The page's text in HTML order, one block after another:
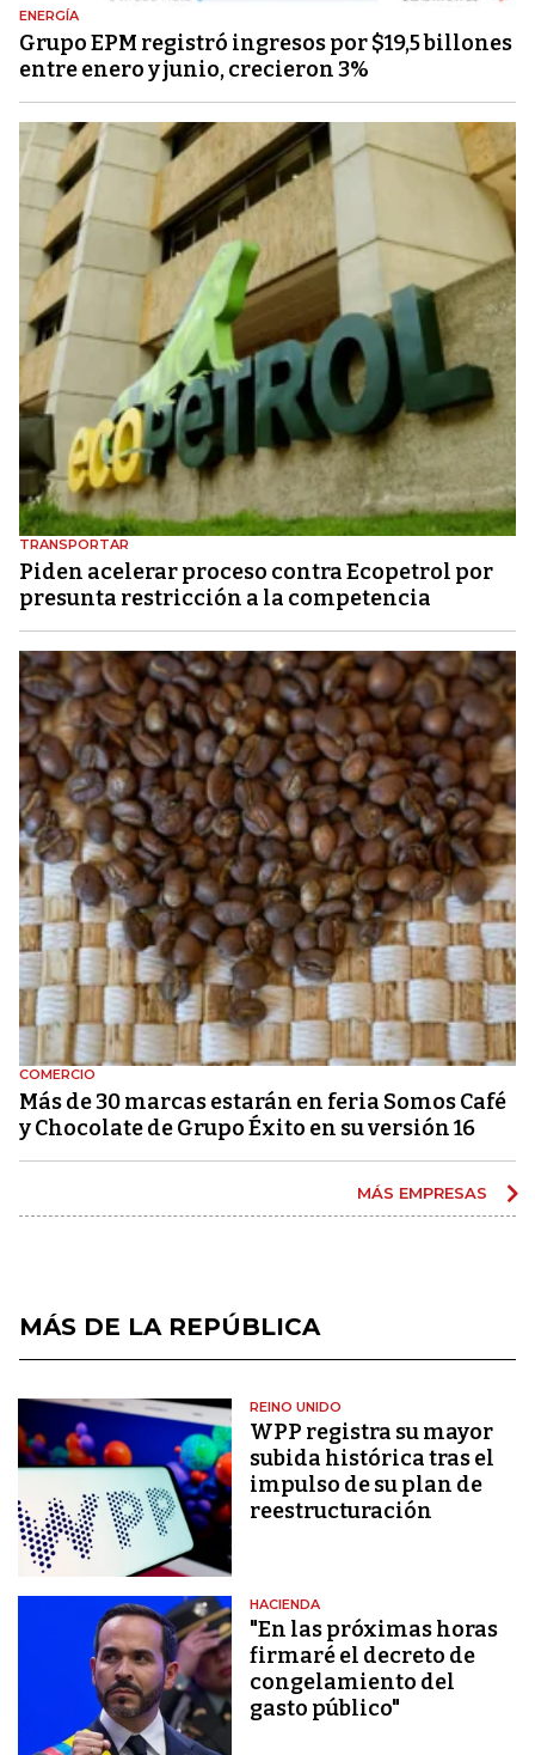
ENERGÍA
Grupo EPM registró ingresos por $19,5 billones
entre enero y junio, crecieron 3%
TRANSPORTAR
Piden acelerar proceso contra Ecopetrol por
presunta restricción a la competencia
COMERCIO
Más de 30 marcas estarán en feria Somos Café
y Chocolate de Grupo Éxito en su versión 16
MÁS EMPRESAS
MÁS DE LA REPÚBLICA
REINO UNIDO
WPP registra su mayor
subida histórica tras el
impulso de su plan de
reestructuración
HACIENDA
"En las próximas horas
firmaré el decreto de
congelamiento del
gasto público"